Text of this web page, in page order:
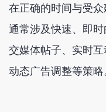
在正确的时间与受
通常涉及快速、即
交媒体帖子、实时
动态广告调整等策略